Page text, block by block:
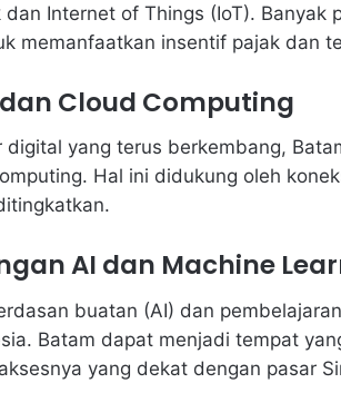
Internet of Things (IoT). Banyak
memanfaatkan insentif pajak dan
Cloud Computing
digital yang terus berkembang,
Hal ini didukung oleh
AI dan Machine
buatan (AI) dan
Batam dapat menjadi tempat
yang dekat dengan pasar